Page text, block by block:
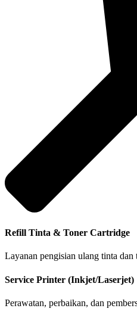
Refill Tinta & Toner Cartridge
Layanan pengisian ulang tinta
Service Printer (Inkjet/Laserjet)
Perawatan, perbaikan, dan